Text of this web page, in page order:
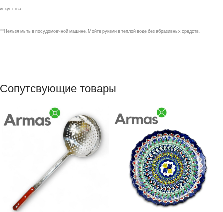
искусства.
**Нельзя мыть в посудомоечной машине. Мойте руками в теплой воде без абразивных средств.
Сопутсвующие товары